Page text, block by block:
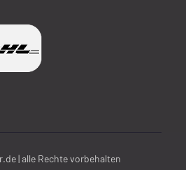
| alle Rechte vorbehalten